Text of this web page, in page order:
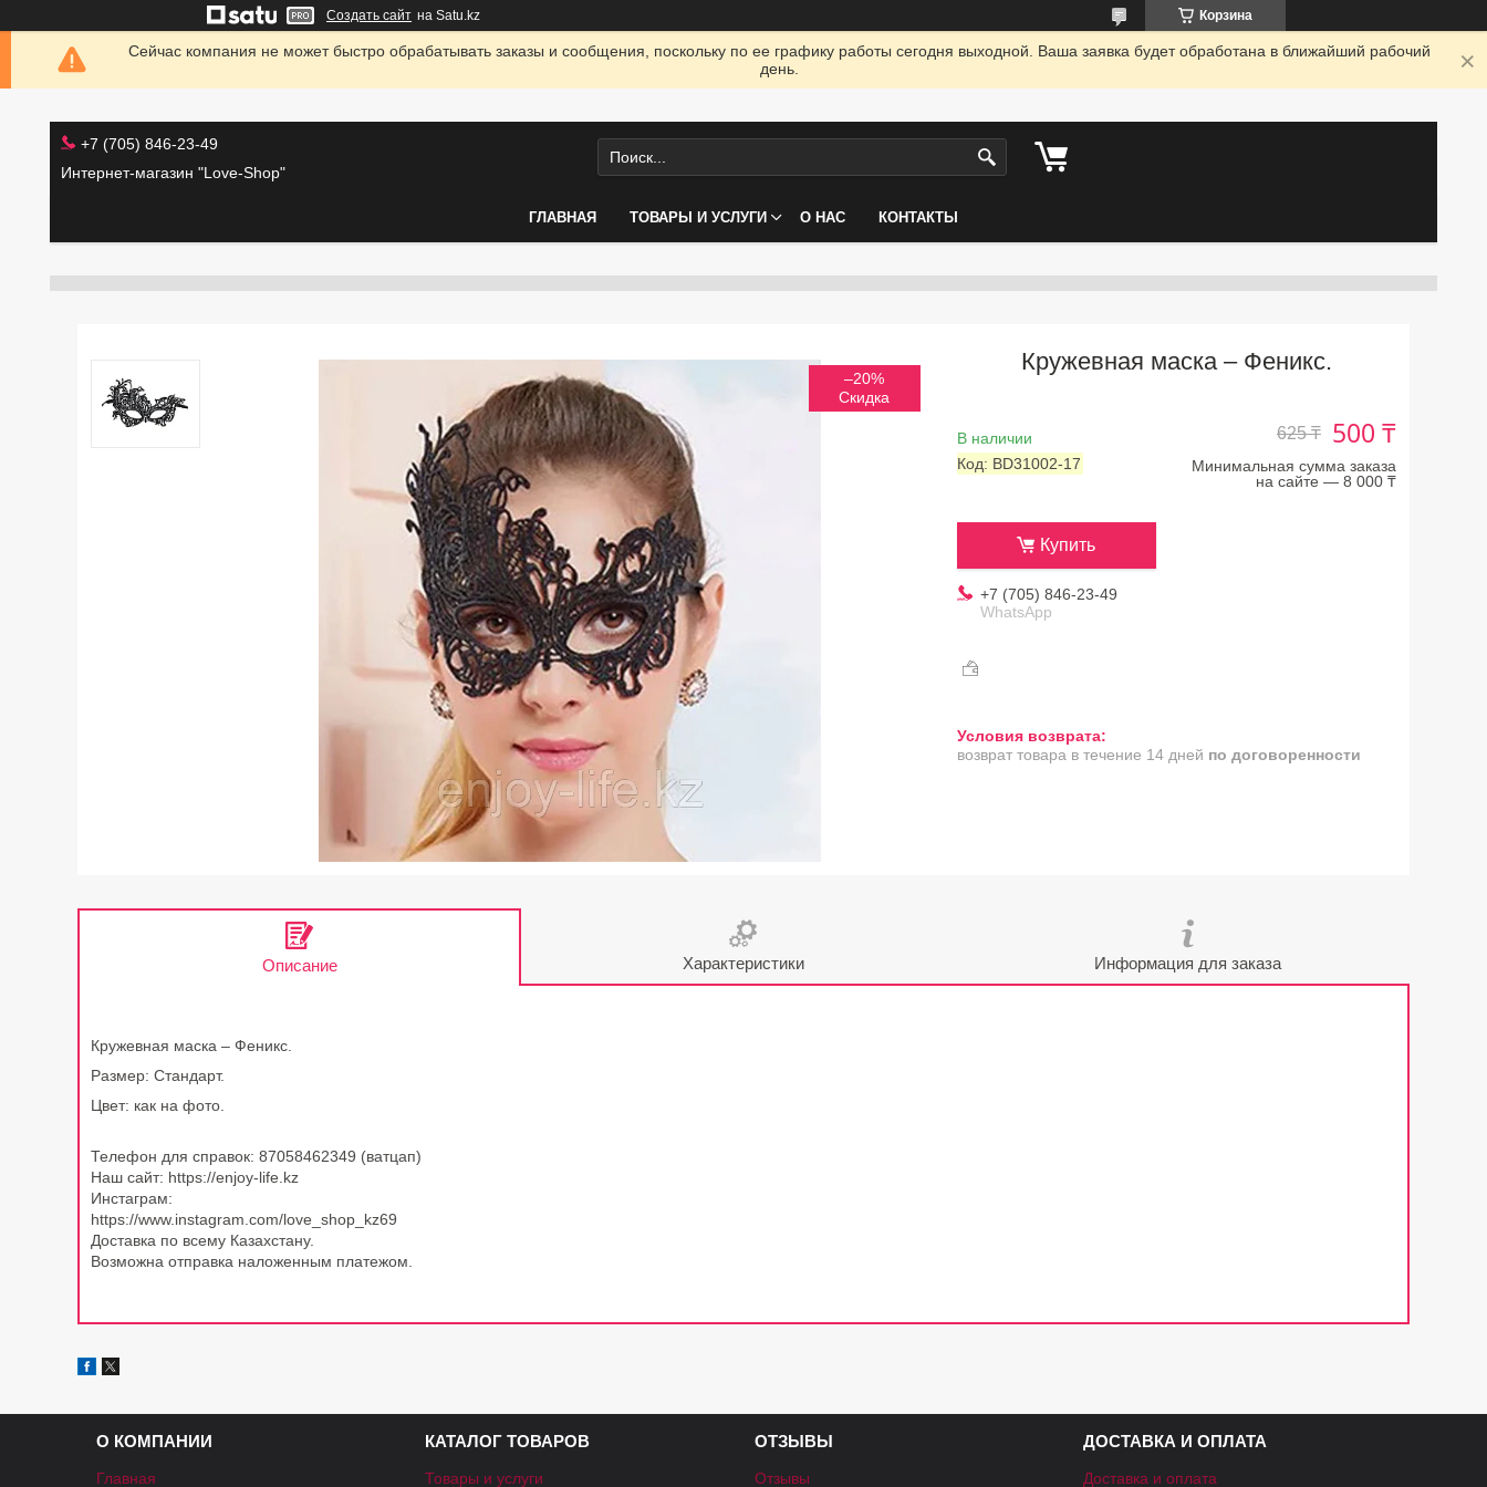
Создать сайт на Satu.kz Корзина
Сейчас компания не может быстро обрабатывать заказы и сообщения, поскольку по ее графику работы сегодня выходной. Ваша заявка будет обработана в ближайший рабочий
день.
+7 (705) 846-23-49
Интернет-магазин "Love-Shop"
ГЛАВНАЯ ТОВАРЫ И УСЛУГИ О НАС КОНТАКТЫ
–20%
Кружевная маска – Феникс.
В наличии
Код: BD31002-17
625 ₸ 500 ₸
Минимальная сумма заказа
на сайте — 8 000 ₸
Купить
+7 (705) 846-23-49
WhatsApp
возврат товара в течение 14 дней по договоренности
Описание Характеристики Информация для заказа
Кружевная маска – Феникс.
Размер: Стандарт.
Цвет: как на фото.
Телефон для справок: 87058462349 (ватцап)
Наш сайт: https://enjoy-life.kz
Инстаграм:
https://www.instagram.com/love_shop_kz69
Доставка по всему Казахстану.
Возможна отправка наложенным платежом.
О КОМПАНИИ
Главная
КАТАЛОГ ТОВАРОВ
Товары и услуги
ОТЗЫВЫ
Отзывы
ДОСТАВКА И ОПЛАТА
Доставка и оплата